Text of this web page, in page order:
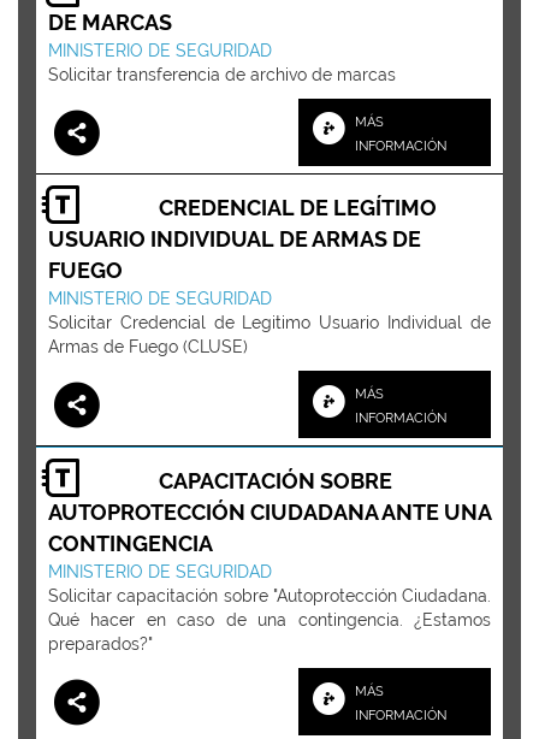
DE MARCAS
MINISTERIO DE SEGURIDAD
Solicitar transferencia de archivo de marcas
MÁS
INFORMACIÓN
CREDENCIAL DE LEGÍTIMO
USUARIO INDIVIDUAL DE ARMAS DE
FUEGO
MINISTERIO DE SEGURIDAD
Solicitar Credencial de Legitimo Usuario Individual de
Armas de Fuego (CLUSE)
MÁS
INFORMACIÓN
CAPACITACIÓN SOBRE
AUTOPROTECCIÓN CIUDADANA ANTE UNA
CONTINGENCIA
MINISTERIO DE SEGURIDAD
Solicitar capacitación sobre "Autoprotección Ciudadana.
Qué hacer en caso de una contingencia. ¿Estamos
preparados?"
MÁS
INFORMACIÓN